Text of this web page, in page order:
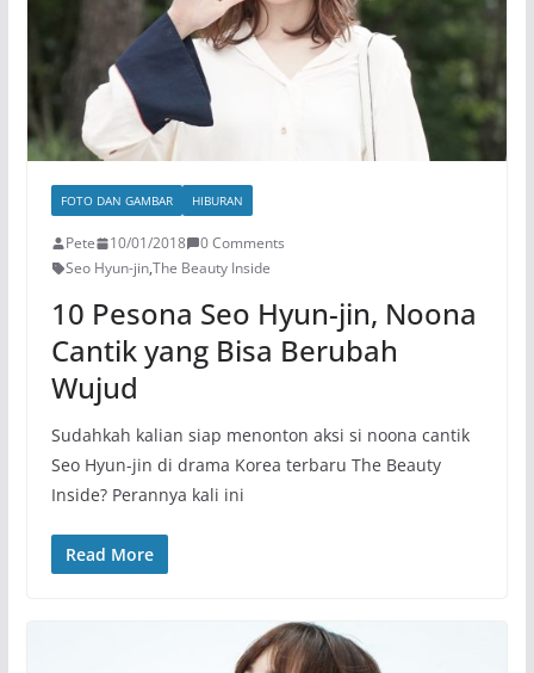
FOTO DAN GAMBAR HIBURAN
Pete 10/01/2018
0 Comments
Seo Hyun-jin,The Beauty Inside
10 Pesona Seo Hyun-jin, Noona
Cantik yang Bisa Berubah
Wujud
Sudahkah kalian siap menonton aksi si noona cantik
Seo Hyun-jin di drama Korea terbaru The Beauty
Inside? Perannya kali ini
Read More